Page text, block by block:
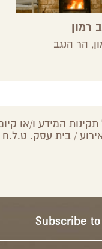
רמון
הר הנגב
המידע ו/או
/ בית עסק. ט.ל.ח
Subscribe